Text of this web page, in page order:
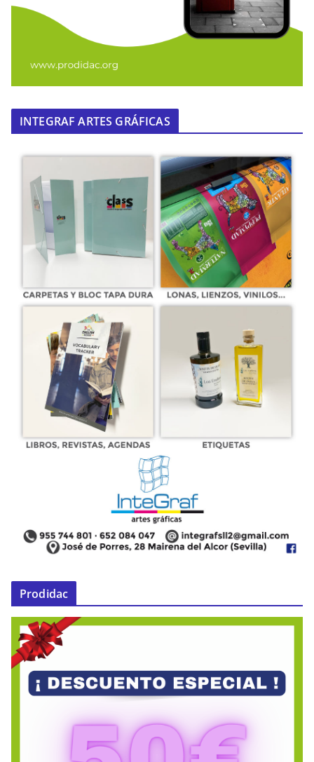
INTEGRAF ARTES GRÁFICAS
Prodidac